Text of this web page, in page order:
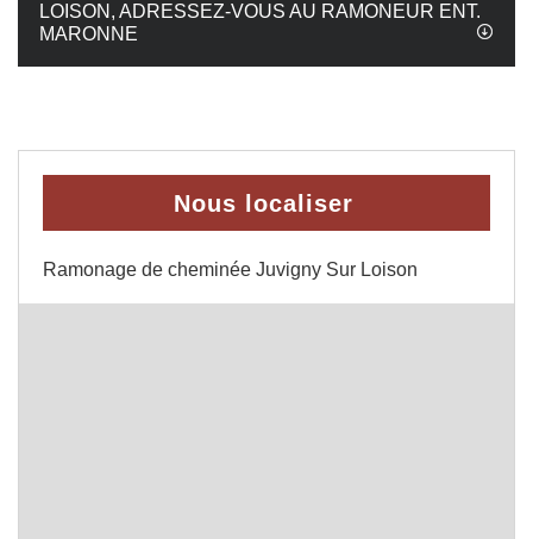
LOISON, ADRESSEZ-VOUS AU RAMONEUR ENT.
MARONNE
Nous localiser
Ramonage de cheminée Juvigny Sur Loison